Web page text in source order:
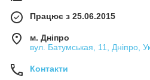
Працює з 25.06.2015
м. Дніпро
вул. Батумськая, 11, Дніпро,
Контакти